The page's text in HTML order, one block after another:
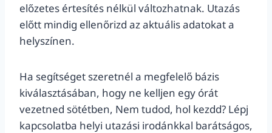
előzetes értesítés nélkül változhatnak. Utazás
előtt mindig ellenőrizd az aktuális adatokat a
helyszínen.
Ha segítséget szeretnél a megfelelő bázis
kiválasztásában, hogy ne kelljen egy órát
vezetned sötétben, Nem tudod, hol kezdd? Lépj
kapcsolatba helyi utazási irodánkkal barátságos,